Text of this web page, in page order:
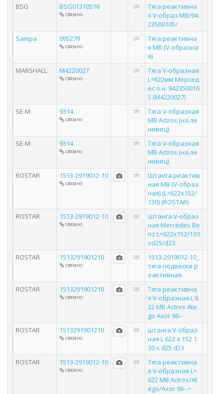
BSG BSG01310516
связано
Тяга реактивна
я V-образ MB/94
23500105/
Sampa
095279
связано
Тяга реактивна
я MB (V-образна
я)
MARSHALL
M4220027
связано
Тяга V-образная
L=622мм Мерсед
ес о.н. 942350010
5 (M4220027)
SE-M
9314
связано
Тяга V-образная
MB Actros (на ле
нивец)
SE-M
9314
связано
Тяга V-образная
MB Actros (на ле
нивец)
ROSTAR
1513-2919012-10
связано
Штанга реактив
ная MB (V-образ
ная) (L=622x152/
130) (ROSTAR)
ROSTAR
1513-2919012-10
связано
Штанга V-образ
ная Mercedes Be
nz L=622x152/130
xd25/d23
ROSTAR
1513291901210
связано
1513-2919012-10_
тяга подвески р
еактивная
ROSTAR
1513291901210
связано
Тяга реактивна
я V-образная L 6
22 MB Actros Ate
go Axor 96--
ROSTAR
1513291901210
связано
штанга V-образ
ная L 622 x 152 1
30 x d25 d23
ROSTAR
1513-2919012-10
связано
Тяга реактивна
я V-образная L=
622 MB Actros/At
ego/Axor 96-->